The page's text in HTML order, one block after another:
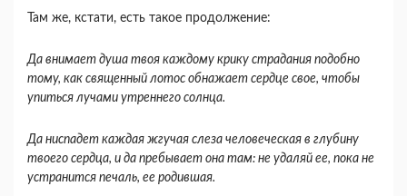
Там же, кстати, есть такое продолжение:
Да внимает душа твоя каждому крику страдания подобно
тому, как священный лотос обнажает сердце свое, чтобы
упиться лучами утреннего солнца.
Да ниспадет каждая жгучая слеза человеческая в глубину
твоего сердца, и да пребывает она там: не удаляй ее, пока не
устранится печаль, ее родившая.